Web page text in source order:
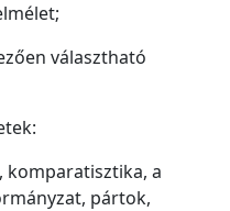
választható
a
pártok,